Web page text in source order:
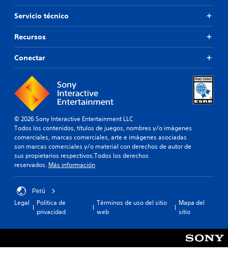
Servicio técnico
Recursos
Conectar
© 2026 Sony Interactive Entertainment LLC
Todos los contenidos, títulos de juegos, nombres y/o imágenes
comerciales, marcas comerciales, arte e imágenes asociadas
son marcas comerciales y/o material con derechos de autor de
sus propietarios respectivos.Todos los derechos
reservados. Más información
Perú
Legal
Política de
privacidad
Términos de uso del sitio
web
Mapa del
sitio